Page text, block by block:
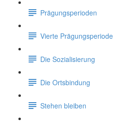
Prägungsperioden
Vierte Prägungsperiode
Die Sozialisierung
Die Ortsbindung
Stehen bleiben